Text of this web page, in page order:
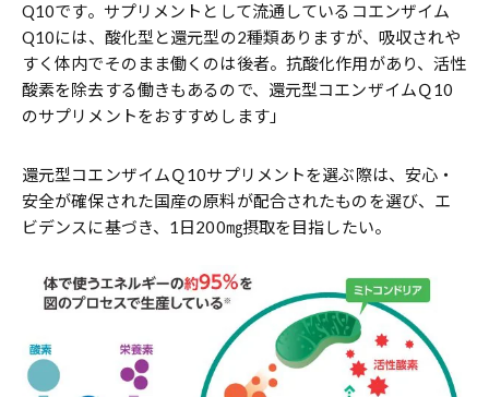
Q10です。サプリメントとして流通しているコエンザイム
Q10には、酸化型と還元型の2種類ありますが、吸収されや
すく体内でそのまま働くのは後者。抗酸化作用があり、活性
酸素を除去する働きもあるので、還元型コエンザイムＱ10
のサプリメントをおすすめします」
還元型コエンザイムＱ10サプリメントを選ぶ際は、安心・
安全が確保された国産の原料が配合されたものを選び、エ
ビデンスに基づき、1日200㎎摂取を目指したい。